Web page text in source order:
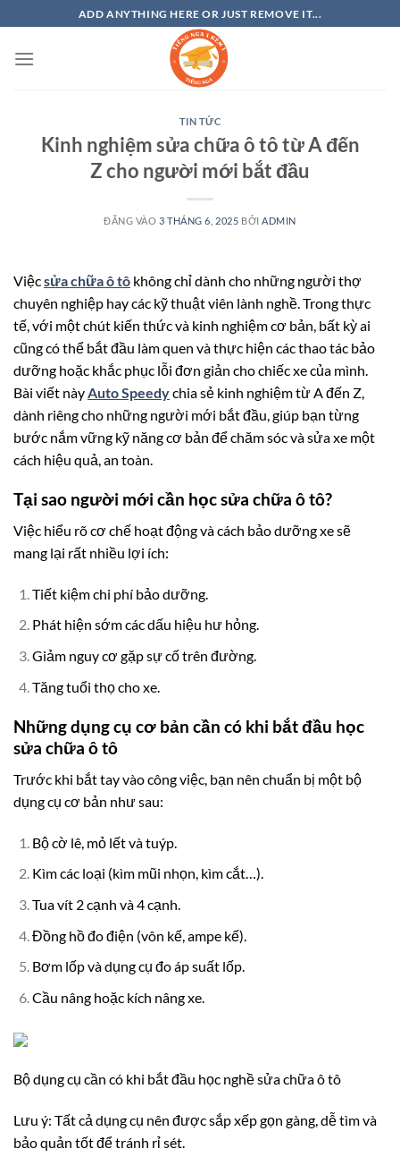
qua
nội
ADD ANYTHING HERE OR JUST REMOVE IT...
TIN TỨC
Kinh nghiệm sửa chữa ô tô từ A đến
Z cho người mới bắt đầu
ĐĂNG VÀO 3 THÁNG 6, 2025 BỞI ADMIN
Việcsửa chữa ô tô không chỉ dành cho những người thợ
chuyên nghiệp hay các kỹ thuật viên lành nghề. Trong thực
tế, với một chút kiến thức và kinh nghiệm cơ bản, bất kỳ ai
cũng có thể bắt đầu làm quen và thực hiện các thao tác bảo
dưỡng hoặc khắc phục lỗi đơn giản cho chiếc xe của mình.
Bài viết này Auto Speedychia sẻ kinh nghiệm từ A đến Z,
dành riêng cho những người mới bắt đầu, giúp bạn từng
bước nắm vững kỹ năng cơ bản để chăm sóc và sửa xe một
cách hiệu quả, an toàn.
Tại sao người mới cần học sửa chữa ô tô?
Việc hiểu rõ cơ chế hoạt động và cách bảo dưỡng xe sẽ
mang lại rất nhiều lợi ích:
Tiết kiệm chi phí bảo dưỡng.
Phát hiện sớm các dấu hiệu hư hỏng.
Giảm nguy cơ gặp sự cố trên đường.
Tăng tuổi thọ cho xe.
Những dụng cụ cơ bản cần có khi bắt đầu học
sửa chữa ô tô
Trước khi bắt tay vào công việc, bạn nên chuẩn bị một bộ
dụng cụ cơ bản như sau:
Bộ cờ lê, mỏ lết và tuýp.
Kìm các loại (kìm mũi nhọn, kìm cắt…).
Tua vít 2 cạnh và 4 cạnh.
Đồng hồ đo điện (vôn kế, ampe kế).
Bơm lốp và dụng cụ đo áp suất lốp.
Cầu nâng hoặc kích nâng xe.
Bộ dụng cụ cần có khi bắt đầu học nghề sửa chữa ô tô
Lưu ý: Tất cả dụng cụ nên được sắp xếp gọn gàng, dễ tìm và
bảo quản tốt để tránh rỉ sét.